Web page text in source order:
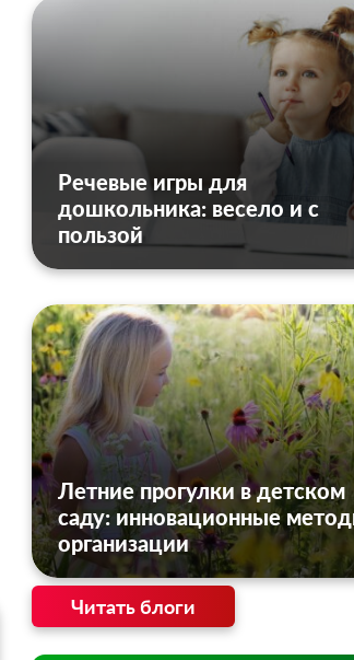
Речевые игры для
дошкольника: весело и с
пользой
Летние прогулки в детском
саду: инновационные
организации
Читать блоги